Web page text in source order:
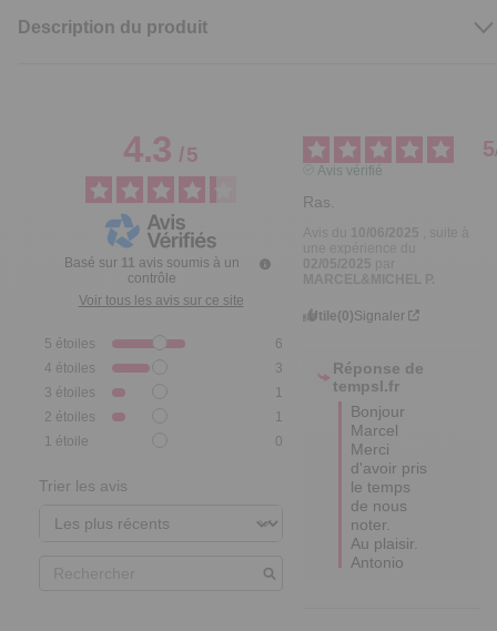
Description du produit
4.3/5
Basé sur 11 avis soumis à un
contrôle
Voir tous les avis sur ce site
5 étoiles
6
4 étoiles
3
3 étoiles
1
2 étoiles
1
1 étoile 0
Trier les avis
5
Avis vérifié
Ras.
10/06/2025
, suite à
02/05/2025
MARCEL&MICHEL P.
Utile(0)Signaler
Réponse de
tempsl.fr
Bonjour
Marcel
Merci
d'avoir pris
le temps
de nous
noter.
Au plaisir.
Antonio